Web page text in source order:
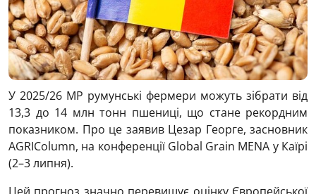
У 2025/26 МР румунські фермери можуть зібрати від
13,3 до 14 млн тонн пшениці, що стане рекордним
показником. Про це заявив Цезар Георге, засновник
AGRIColumn, на конференції Global Grain MENA у Каїрі
(2–3 липня).